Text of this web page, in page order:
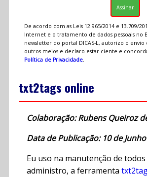
De acordo com as Leis 12.965/2014 e 13.709/
Internet e o tratamento de dados pessoais no
newsletter do portal DICAS-L, autorizo o
outros meios e declaro estar ciente e
Política de Privacidade.
txt2tags online
Colaboração: Rubens Queiroz
Data de Publicação: 10 de
Eu uso na manutenção de
administro, a ferramenta